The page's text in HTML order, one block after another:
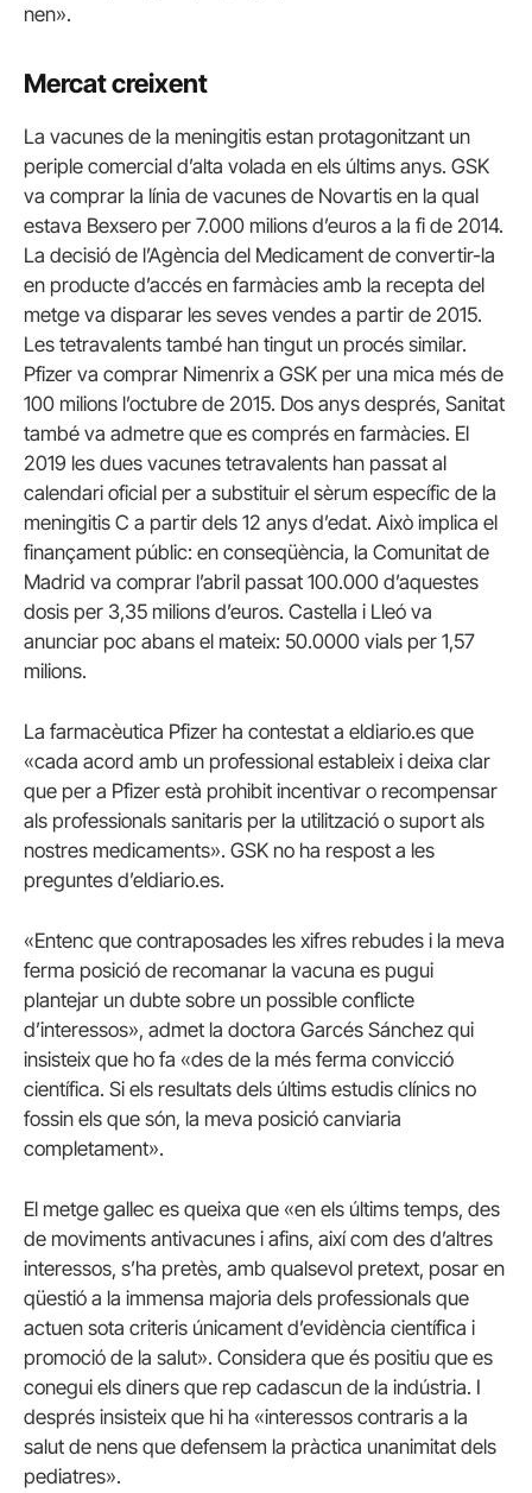
nen».
Mercat creixent
La vacunes de la meningitis estan protagonitzant un
periple comercial d’alta volada en els últims anys. GSK
va comprar la línia de vacunes de Novartis en la qual
estava Bexsero per 7.000 milions d’euros a la fi de 2014.
La decisió de l’Agència del Medicament de convertir-la
en producte d’accés en farmàcies amb la recepta del
metge va disparar les seves vendes a partir de 2015.
Les tetravalents també han tingut un procés similar.
Pfizer va comprar Nimenrix a GSK per una mica més de
100 milions l’octubre de 2015. Dos anys després, Sanitat
també va admetre que es comprés en farmàcies. El
2019 les dues vacunes tetravalents han passat al
calendari oficial per a substituir el sèrum específic de la
meningitis C a partir dels 12 anys d’edat. Això implica el
finançament públic: en conseqüència, la Comunitat de
Madrid va comprar l’abril passat 100.000 d’aquestes
dosis per 3,35 milions d’euros. Castella i Lleó va
anunciar poc abans el mateix: 50.0000 vials per 1,57
milions.
La farmacèutica Pfizer ha contestat a eldiario.es que
«cada acord amb un professional estableix i deixa clar
que per a Pfizer està prohibit incentivar o recompensar
als professionals sanitaris per la utilització o suport als
nostres medicaments». GSK no ha respost a les
preguntes d’eldiario.es.
«Entenc que contraposades les xifres rebudes i la meva
ferma posició de recomanar la vacuna es pugui
plantejar un dubte sobre un possible conflicte
d’interessos», admet la doctora Garcés Sánchez qui
insisteix que ho fa «des de la més ferma convicció
científica. Si els resultats dels últims estudis clínics no
fossin els que són, la meva posició canviaria
completament».
El metge gallec es queixa que «en els últims temps, des
de moviments antivacunes i afins, així com des d’altres
interessos, s’ha pretès, amb qualsevol pretext, posar en
qüestió a la immensa majoria dels professionals que
actuen sota criteris únicament d’evidència científica i
promoció de la salut». Considera que és positiu que es
conegui els diners que rep cadascun de la indústria. I
després insisteix que hi ha «interessos contraris a la
salut de nens que defensem la pràctica unanimitat dels
pediatres».